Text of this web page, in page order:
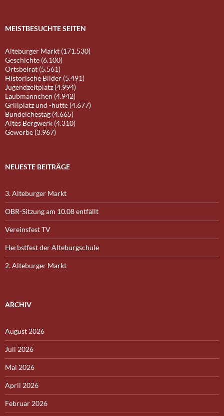
MEISTBESUCHTE SEITEN
Alteburger Markt (171.530)
Geschichte (6.100)
Ortsbeirat (5.561)
Historische Bilder (5.491)
Jugendzeltplatz (4.994)
Laubmännchen (4.942)
Grillplatz und -hütte (4.677)
Bündelchestag (4.665)
Altes Bergwerk (4.310)
Gewerbe (3.967)
NEUESTE BEITRÄGE
3. Alteburger Markt
OBR-Sitzung am 10.08 entfällt
Vereinsfest TV
Herbstfest der Alteburgschule
2. Alteburger Markt
ARCHIV
August 2026
Juli 2026
Mai 2026
April 2026
Februar 2026